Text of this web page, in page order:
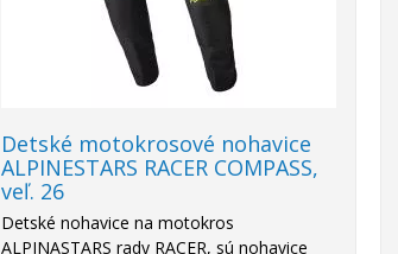
Detské motokrosové nohavice
ALPINESTARS RACER COMPASS,
veľ. 26
Detské nohavice na motokros
ALPINASTARS rady RACER, sú nohavice